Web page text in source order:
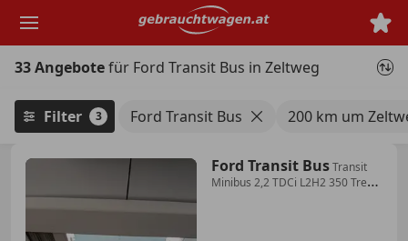
Hauptinhalt
33 Angebotefür Ford Transit Bus in Zeltweg
Filter 3 Ford Transit Bus 200 km um
Ford Transit BusTransit
Minibus 2,2 TDCi L2H2 350 Trend